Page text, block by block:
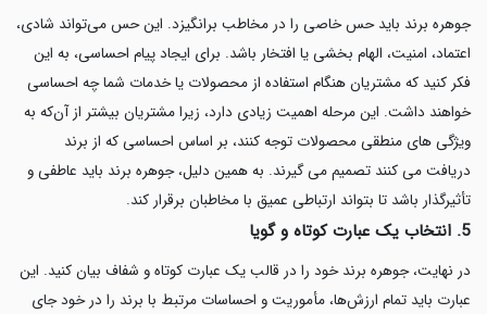
جوهره برند باید حس خاصی را در مخاطب برانگیزد. این حس می‌تواند شادی،
اعتماد، امنیت، الهام بخشی یا افتخار باشد. برای ایجاد پیام احساسی، به این
فکر کنید که مشتریان هنگام استفاده از محصولات یا خدمات شما چه احساسی
خواهند داشت. این مرحله اهمیت زیادی دارد، زیرا مشتریان بیشتر از آن‌که به
ویژگی های منطقی محصولات توجه کنند، بر اساس احساسی که از برند
دریافت می کنند تصمیم می گیرند. به همین دلیل، جوهره برند باید عاطفی و
تأثیرگذار باشد تا بتواند ارتباطی عمیق با مخاطبان برقرار کند.
5. انتخاب یک عبارت کوتاه و گویا
در نهایت، جوهره برند خود را در قالب یک عبارت کوتاه و شفاف بیان کنید. این
عبارت باید تمام ارزش‌ها، مأموریت و احساسات مرتبط با برند را در خود جای